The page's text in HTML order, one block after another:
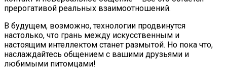
прерогативой реальных взаимоотношений.
В будущем, возможно, технологии продвинутся
настолько, что грань между искусственным и
настоящим интеллектом станет размытой. Но пока что,
наслаждайтесь общением с вашими друзьями и
любимыми питомцами!